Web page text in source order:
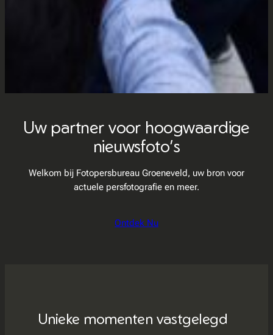
Uw partner voor hoogwaardige
nieuwsfoto’s
Welkom bij Fotopersbureau Groeneveld, uw bron voor
actuele persfotografie en meer.
Ontdek Nu
Unieke momenten vastgelegd